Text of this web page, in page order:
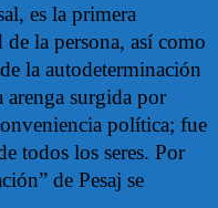
es la primera
la persona, así como
la autodeterminación
surgida por
política; fue
todos los seres. Por
de Pesaj se